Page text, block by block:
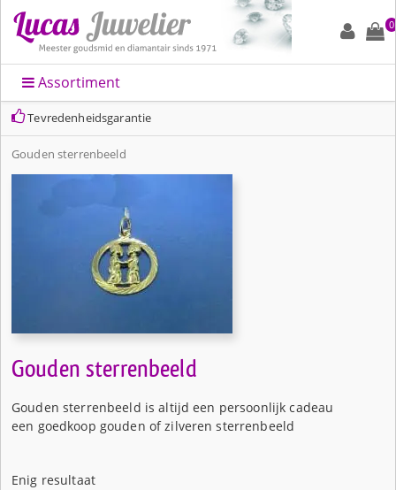
0
Assortiment
Tevredenheidsgarantie
Gouden sterrenbeeld
Gouden sterrenbeeld
Gouden sterrenbeeld is altijd een persoonlijk cadeau
een goedkoop gouden of zilveren sterrenbeeld
Enig resultaat